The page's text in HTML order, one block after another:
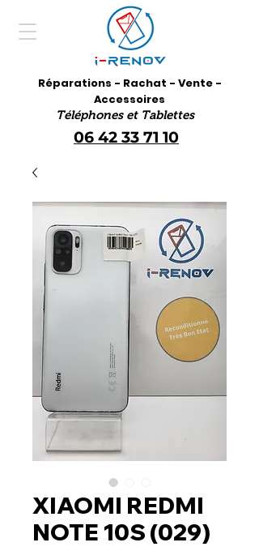
Réparations - Rachat - Vente -
Accessoires
Téléphones et Tablettes
06 42 33 71 10
XIAOMI REDMI
NOTE 10S (029)